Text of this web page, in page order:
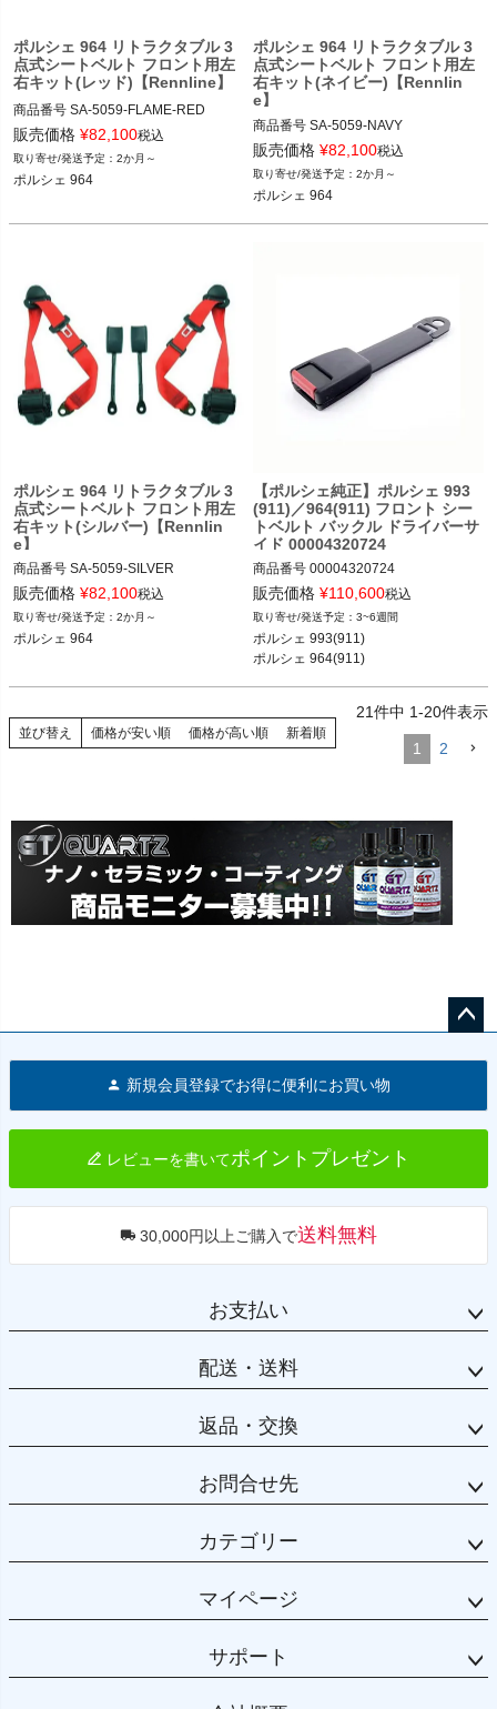
ポルシェ 964 リトラクタブル 3
点式シートベルト フロント用左
右キット(レッド)【Rennline】
商品番号 SA-5059-FLAME-RED
SA-5059_FLAME_RED
12REN"SA-5059 FLAME RED"
販売価格 ¥82,100税込
2か月～
ポルシェ 964
ポルシェ 964 リトラクタブル 3
点式シートベルト フロント用左
右キット(ネイビー)【Rennlin
e】
商品番号 SA-5059-NAVY
SA-5059_NAVY
12REN"SA-5059 NAVY"
ポルシェ 964 89-94
販売価格 ¥82,100税込
2か月～
ポルシェ 964
ポルシェ 964 リトラクタブル 3
点式シートベルト フロント用左
右キット(シルバー)【Rennlin
e】
商品番号 SA-5059-SILVER
SA-5059_SILVER
12REN"SA-5059 SILVER"
販売価格 ¥82,100税込
2か月～
ポルシェ 964
【ポルシェ純正】ポルシェ 993
(911)／964(911) フロント シー
トベルト バックル ドライバーサ
イド 00004320724
商品番号 00004320724
ポルシェ 993(911) カレラ／カレラ4／
ターボ／カレラRS／カレラ4S／ター
ボS／カレラS 93-97
ポルシェ 964(911) カレラ2／カレラ4
／カレラRS／ターボ 89-93
販売価格 ¥110,600税込
3~6週間
ポルシェ 993(911)
ポルシェ 964(911)
並び替え 価格が安い順 価格が高い順 新着順
21件中 1-20件表示
1 2
へ
新規会員登録でお得に便利にお買い物
レビューを書いてポイントプレゼント
30,000円以上ご購入で送料無料
お支払い
配送・送料
返品・交換
お問合せ先
カテゴリー
マイページ
サポート